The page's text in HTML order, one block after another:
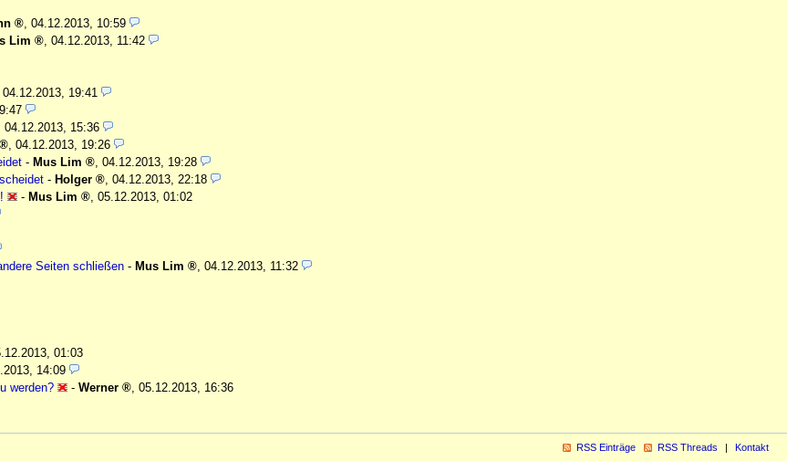
, 04.12.2013, 10:59
Lim , 04.12.2013, 11:42
04.12.2013, 19:41
04.12.2013, 15:36
, 04.12.2013, 19:26
- Mus Lim , 04.12.2013, 19:28
- Holger , 04.12.2013, 22:18
- Mus Lim , 05.12.2013, 01:02
Seiten schließen - Mus Lim , 04.12.2013, 11:32
01:03
14:09
werden?
- Werner , 05.12.2013, 16:36
RSS Einträge RSS Threads Kontakt